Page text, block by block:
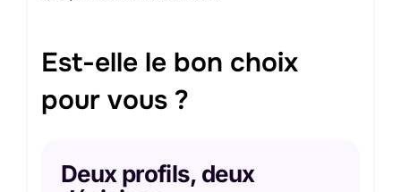
Est-elle le bon choix
pour vous ?
Deux profils, deux